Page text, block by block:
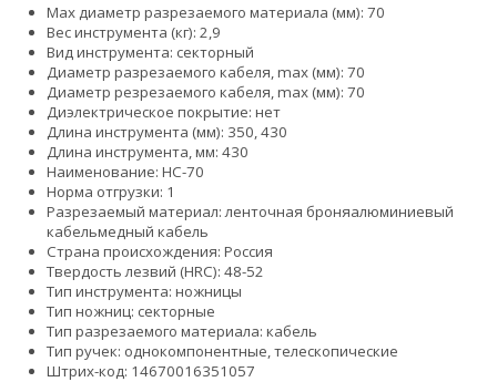
Max диаметр разрезаемого материала (мм): 70
Вес инструмента (кг): 2,9
Вид инструмента: секторный
Диаметр разрезаемого кабеля, max (мм): 70
Диаметр резрезаемого кабеля, max (мм): 70
Диэлектрическое покрытие: нет
Длина инструмента (мм): 350, 430
Длина инструмента, мм: 430
Наименование: НС-70
Норма отгрузки: 1
Разрезаемый материал: ленточная броняалюминиевый
кабельмедный кабель
Страна происхождения: Россия
Твердость лезвий (HRC): 48-52
Тип инструмента: ножницы
Тип ножниц: секторные
Тип разрезаемого материала: кабель
Тип ручек: однокомпонентные, телескопические
Штрих-код: 14670016351057